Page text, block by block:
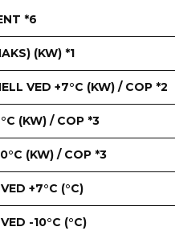
*6
(KW) *1
VED +7°C (KW) / COP *2
(KW) / COP *3
(KW) / COP *3
+7°C (°C)
-10°C (°C)